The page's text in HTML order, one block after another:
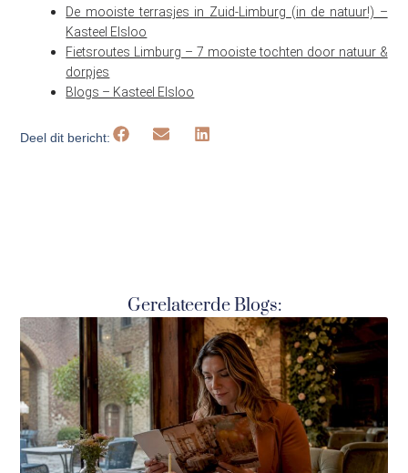
De mooiste terrasjes in Zuid-Limburg (in de natuur!) –
Kasteel Elsloo
Fietsroutes Limburg – 7 mooiste tochten door natuur &
dorpjes
Blogs – Kasteel Elsloo
Deel dit bericht:
Gerelateerde Blogs: